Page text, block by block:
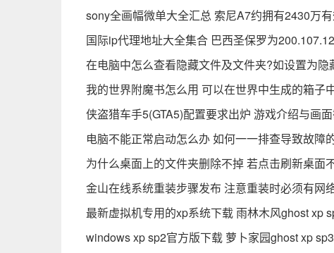
sony全画幅微单大全汇总 索尼A7约拥有2430万
国际ip代理地址大全集合 巴西圣保罗为
在电脑中怎么查看隐藏文件及文件夹?如设置为
我的世界附魔书怎么用 可以在世界中生成的箱子
侠盗猎车手5(GTA5)配置要求出炉 游戏介绍与画
电脑不能正常启动怎么办 如何一一排查导致故障
为什么桌面上的文件夹删除不掉 若点击刷新桌面
金山在线系统重装步骤发布 注意重装时必须有网
最新虚拟机专用的xp系统下载 雨林木风ghost xp
windows xp sp2官方版下载 萝卜家园ghost xp